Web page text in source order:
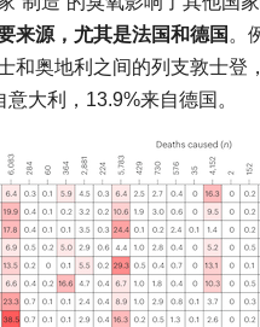
来源，尤其是法国和德国 。
和奥地利之间的列支敦士
大利，13.9%来自德国。